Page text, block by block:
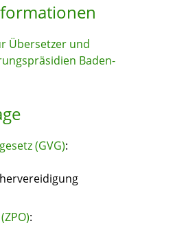
Übersetzer und
Baden-
(GVG):
: